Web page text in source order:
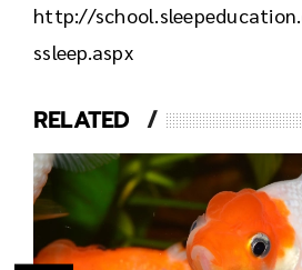
http://
ssleep.aspx
RELATED